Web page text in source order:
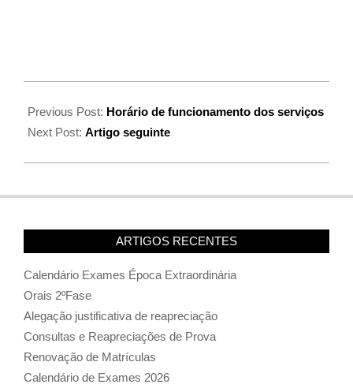
Previous Post: Horário de funcionamento dos serviços
Next Post: Artigo seguinte
ARTIGOS RECENTES
Calendário Exames Época Extraordinária
Orais 2ºFase
Alegação justificativa de reapreciação
Consultas e Reapreciações de Prova
Renovação de Matrículas
Calendário de Exames 2026